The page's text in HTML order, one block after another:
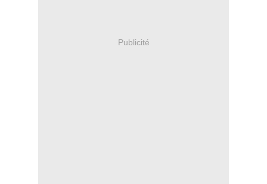
Publicité